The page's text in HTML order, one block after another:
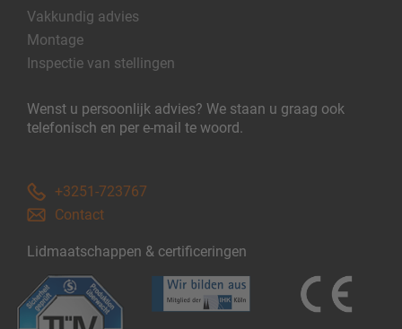
Vakkundig advies
Montage
Inspectie van stellingen
Wenst u persoonlijk advies? We staan u graag ook
telefonisch en per e-mail te woord.
+3251-723767
Contact
Lidmaatschappen & certificeringen